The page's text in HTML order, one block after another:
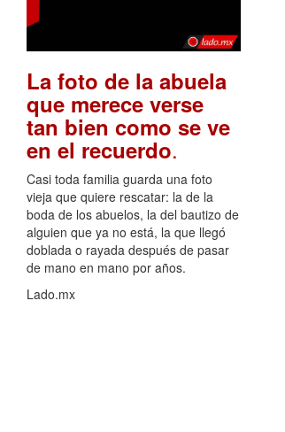
La foto de la abuela
que merece verse
tan bien como se ve
en el recuerdo.
Casi toda familia guarda una foto
vieja que quiere rescatar: la de la
boda de los abuelos, la del bautizo de
alguien que ya no está, la que llegó
doblada o rayada después de pasar
de mano en mano por años.
Lado.mx